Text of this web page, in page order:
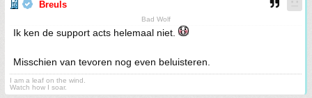
Breuls
Bad Wolf
Ik ken de support acts helemaal niet.
Misschien van tevoren nog even beluisteren.
I am a leaf on the wind.
Watch how I soar.